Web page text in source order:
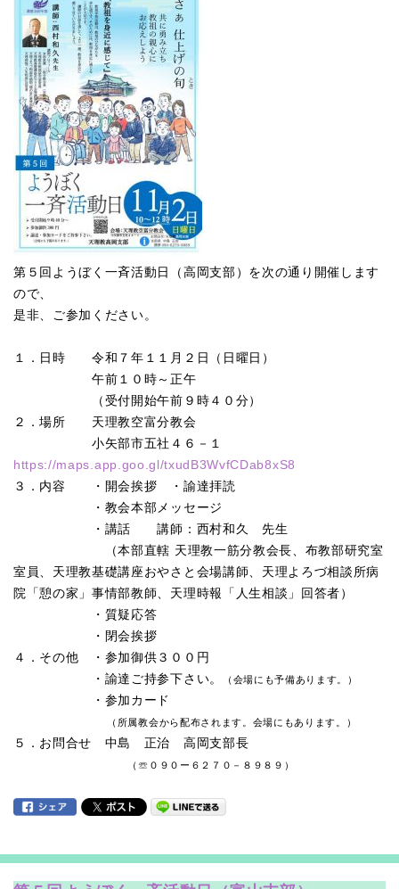
第５回ようぼく一斉活動日（高岡支部）を次の通り開催します
ので、
是非、ご参加ください。
１．日時 令和７年１１月２日（日曜日）
午前１０時～正午
（受付開始午前９時４０分）
２．場所 天理教空富分教会
小矢部市五社４６－１
https://maps.app.goo.gl/txudB3WvfCDab8xS8
３．内容 ・開会挨拶 ・諭達拝読
・教会本部メッセージ
・講話 講師：西村和久 先生
（本部直轄 天理教一筋分教会長、布教部研究室
室員、天理教基礎講座おやさと会場講師、天理よろづ相談所病
院「憩の家」事情部教師、 天理時報「人生相談」回答者）
・質疑応答
・閉会挨拶
４．その他 ・ 参加御供３００円
・諭達ご持参下さい。
（会場にも予備あります。）
・参加カード
（所属教会から配布されます。会場にもあります。）
５．お問合せ 中島 正治 高岡支部長
（☏０９０ー６２７０－８９８９）